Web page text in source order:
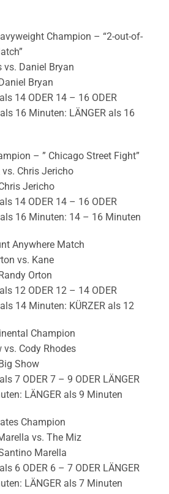
Champion – “2-out-of-
vs. Daniel Bryan
Bryan
14 ODER 14 – 16 ODER
16 Minuten: LÄNGER als 16
– ” Chicago Street Fight”
vs. Chris Jericho
Jericho
14 ODER 14 – 16 ODER
als 16 Minuten: 14 – 16 Minuten
Anywhere Match
vs. Kane
Orton
12 ODER 12 – 14 ODER
14 Minuten: KÜRZER als 12
Champion
vs. Cody Rhodes
Show
7 ODER 7 – 9 ODER LÄNGER
LÄNGER als 9 Minuten
Champion
vs. The Miz
Marella
6 ODER 6 – 7 ODER LÄNGER
LÄNGER als 7 Minuten